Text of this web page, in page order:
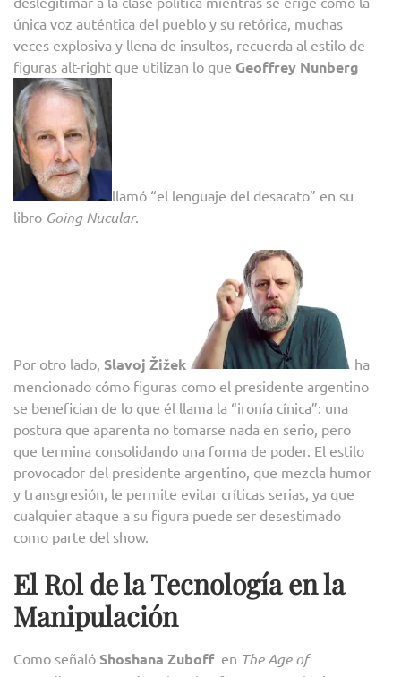
única voz auténtica del pueblo y su retórica, muchas
veces explosiva y llena de insultos, recuerda al estilo de
figuras alt-right que utilizan lo que Geoffrey Nunberg
llamó “el lenguaje del desacato” en su
libro Going Nucular.
Por otro lado, Slavoj Žižek
ha
mencionado cómo figuras como el presidente argentino
se benefician de lo que él llama la “ironía cínica”: una
postura que aparenta no tomarse nada en serio, pero
que termina consolidando una forma de poder. El estilo
provocador del presidente argentino, que mezcla humor
y transgresión, le permite evitar críticas serias, ya que
cualquier ataque a su figura puede ser desestimado
como parte del show.
El Rol de la Tecnología en la
Manipulación
Como señaló Shoshana Zuboff en The Age of